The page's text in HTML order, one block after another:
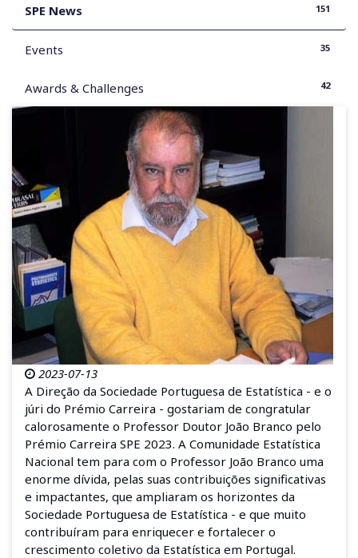
SPE News 151
Events 35
Awards & Challenges 42
2023-07-13
A Direção da Sociedade Portuguesa de Estatística - e o
júri do Prémio Carreira - gostariam de congratular
calorosamente o Professor Doutor João Branco pelo
Prémio Carreira SPE 2023. A Comunidade Estatística
Nacional tem para com o Professor João Branco uma
enorme dívida, pelas suas contribuições significativas
e impactantes, que ampliaram os horizontes da
Sociedade Portuguesa de Estatística - e que muito
contribuíram para enriquecer e fortalecer o
crescimento coletivo da Estatística em Portugal.